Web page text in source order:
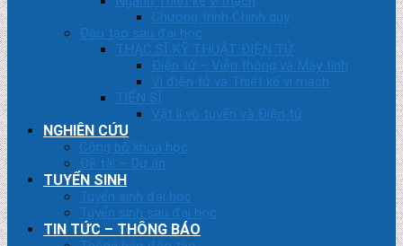
Chương trình Chính quy
Đào tạo sau đại học
THẠC SĨ KỸ THUẬT ĐIỆN TỬ
Điện tử – Viễn thông và Máy tính
Vi điện tử và Thiết kế vi mạch
TIẾN SĨ
Vật lí vô tuyến và Điện tử
NGHIÊN CỨU
Công bố khoa học
Đề tài – Dự án
TUYỂN SINH
Tuyển sinh đại học
Tuyển sinh sau đại học
TIN TỨC – THÔNG BÁO